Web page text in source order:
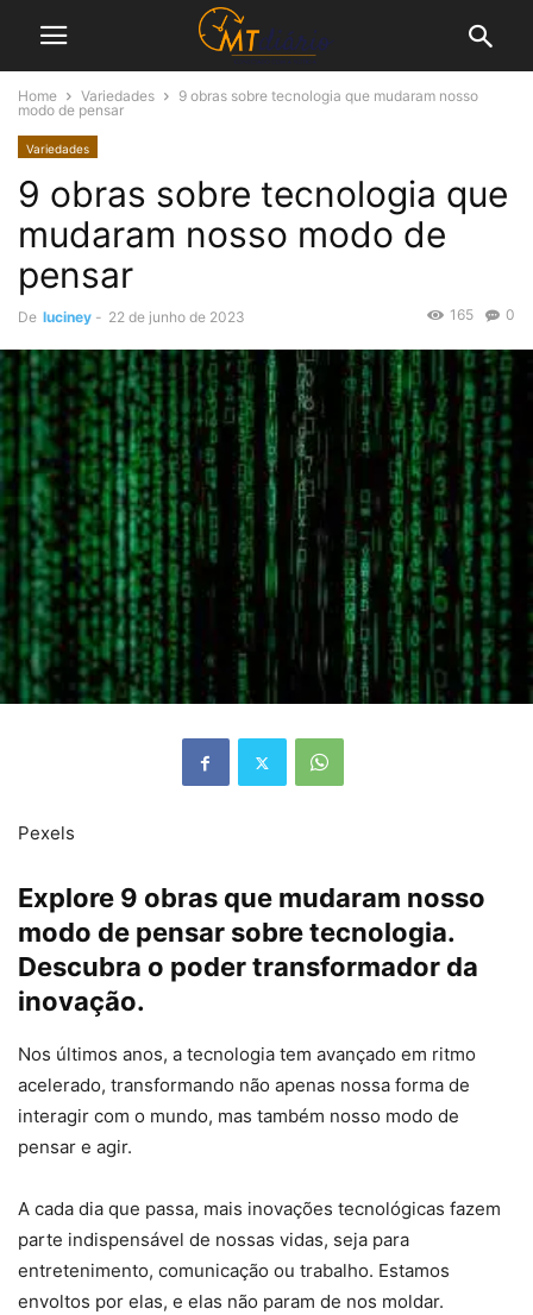
Home Variedades
9 obras sobre tecnologia que mudaram nosso
modo de pensar
Variedades
9 obras sobre tecnologia que
mudaram nosso modo de
pensar
De luciney - 22 de junho de 2023 0
165
Pexels
Explore 9 obras que mudaram nosso
modo de pensar sobre tecnologia.
Descubra o poder transformador da
inovação.
Nos últimos anos, a tecnologia tem avançado em ritmo
acelerado, transformando não apenas nossa forma de
interagir com o mundo, mas também nosso modo de
pensar e agir.
A cada dia que passa, mais inovações tecnológicas fazem
parte indispensável de nossas vidas, seja para
entretenimento, comunicação ou trabalho. Estamos
envoltos por elas, e elas não param de nos moldar.